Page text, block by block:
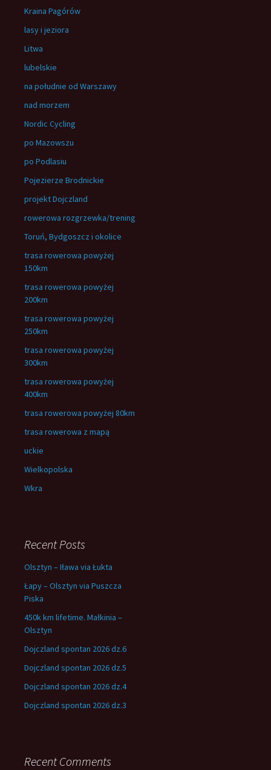
Kraina Pagórów
lasy i jeziora
Litwa
lubelskie
na południe od Warszawy
nad morzem
Nordic Cycling
po Mazowszu
po Podlasiu
Pojezierze Brodnickie
projekt Dojczland
rowerowa rozgrzewka/trening
Toruń, Bydgoszcz i okolice
trasa rowerowa powyżej
150km
trasa rowerowa powyżej
200km
trasa rowerowa powyżej
250km
trasa rowerowa powyżej
300km
trasa rowerowa powyżej
400km
trasa rowerowa powyżej 80km
trasa rowerowa z mapą
uckie
Wielkopolska
Wkra
Recent Posts
Olsztyn – Iława via Łukta
Łapy – Olsztyn via Puszcza
Piska
450k km lifetime. Małkinia –
Olsztyn
Dojczland spontan 2026 dz.6
Dojczland spontan 2026 dz.5
Dojczland spontan 2026 dz.4
Dojczland spontan 2026 dz.3
Recent Comments